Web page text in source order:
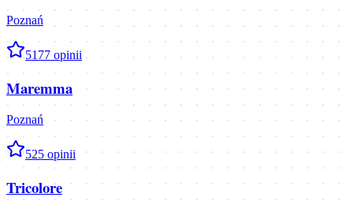
Poznań
5177 opinii
Maremma
Poznań
525 opinii
Tricolore